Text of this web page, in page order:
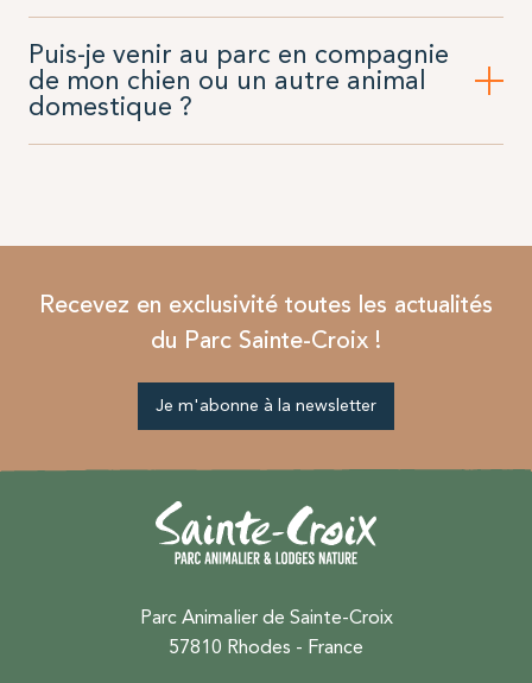
Puis-je venir au parc en compagnie
de mon chien ou un autre animal
domestique ?
Recevez en exclusivité toutes les actualités
du Parc Sainte-Croix !
Je m'abonne à la newsletter
Parc Animalier de Sainte-Croix
57810 Rhodes - France